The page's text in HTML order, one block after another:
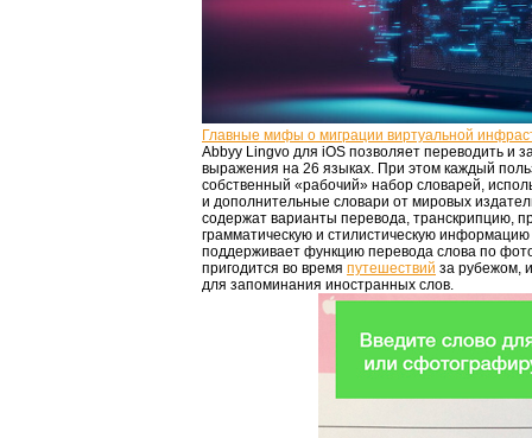
Главные мифы о миграции виртуальной
Abbyy Lingvo для iOS позволяет переводить и
выражения на 26 языках. При этом каждый
собственный «рабочий» набор словарей,
и дополнительные словари от мировых
содержат варианты перевода, транскрипцию,
грамматическую и стилистическую
поддерживает функцию перевода слова по
пригодится во время путешествий за рубежом,
для запоминания иностранных слов.